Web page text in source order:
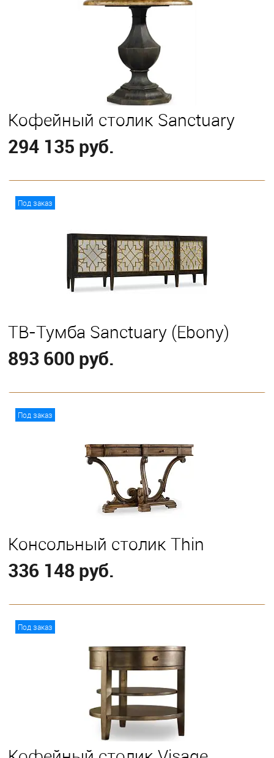
Кофейный столик Sanctuary
294 135 руб.
Под заказ
ТВ-Тумба Sanctuary (Ebony)
893 600 руб.
Под заказ
Консольный столик Thin
336 148 руб.
Под заказ